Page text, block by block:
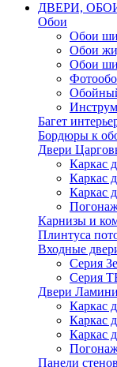
ДВЕРИ,
Обои
Обои
Обои
Обои
Багет
Бордюры к
Двери
Каркас
Каркас
Каркас
Карнизы и
Плинтуса
Входные
Серия
Серия
Двери
Каркас
Каркас
Каркас
Панели